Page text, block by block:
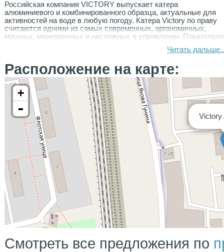
Российская компания VICTORY выпускает катера
алюминиевого и комбинированного образца, актуальные для
активностей на воде в любую погоду. Катера Victory по праву
считаются одними из самых современных, эргономичных,
мощных, маневренных и несложных в управлении. Показатели
Комплектация данного катера:
электрическая якорная лебедка
носовое подруливающие устройство
прожектор (линейный LЕD)
амортизационная стойка сиденья
аудиосистема (ресивер, усилитель х 2, динамики х6)
транцевые плиты
мягкие подушки в кокпите
холодильник
отопитель
тиковое покрытие
гальюн (туалет, душ, раковина)
топливная система (основной бак 480 л, бак для отопителя 35
л)
аккумуляторы (3 шт.)
место для загорания на носовой палубе
аноды для защиты корпуса
сиденье водителя с продольной регулировкой
компактный камбуз с мойкой.
розетка USВ (двойная) на консоли для водителя, в каюте и
пассажира
новый трехосный прицеп с документами
Читать
Расположение на карте:
Victory
+
-
Смотреть все предложения по